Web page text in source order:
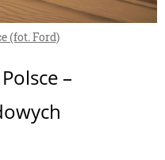
(fot. Ford)
–